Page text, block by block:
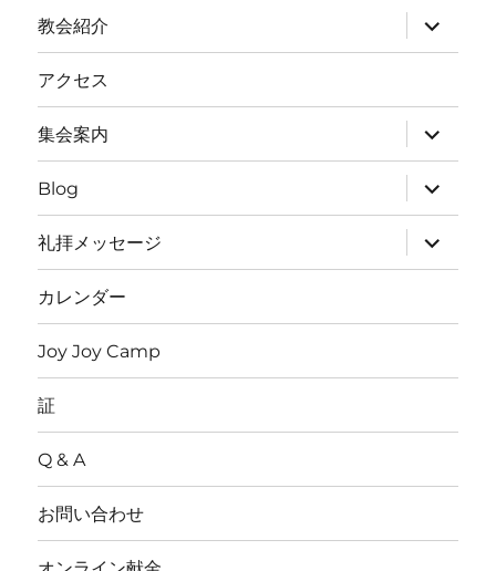
教会紹介
ブ
メ
ー
を
展
開
アクセス
集会案内
ブ
メ
ニ
ュ
ー
を
展
開
Blog
ブ
メ
ニ
ュ
ー
開
礼拝メッセージ
ブ
メ
ー
開
カレンダー
Joy Joy Camp
証
Q & A
お問い合わせ